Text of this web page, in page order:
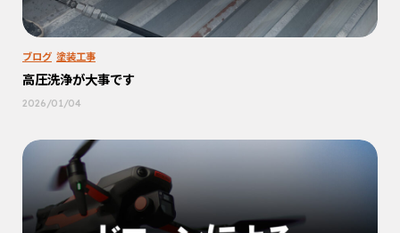
ブログ 塗装工事
高圧洗浄が大事です
2026/01/04